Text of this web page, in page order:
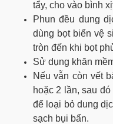
tẩy, cho vào bình
Phun đều dung
dùng bọt biển vệ
tròn đến khi bọt
Sử dụng khăn
Nếu vẫn còn vết
hoặc 2 lần, sau
để loại bỏ dung
sạch bụi bẩn.